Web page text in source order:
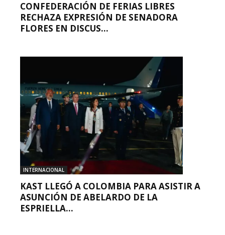
CONFEDERACIÓN DE FERIAS LIBRES
RECHAZA EXPRESIÓN DE SENADORA
FLORES EN DISCUS...
INTERNACIONAL
KAST LLEGÓ A COLOMBIA PARA ASISTIR A
ASUNCIÓN DE ABELARDO DE LA
ESPRIELLA...